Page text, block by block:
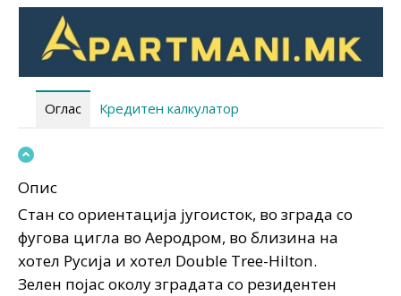
Оглас Кредитен калкулатор
Опис
Стан со ориентација југоисток, во зграда со
фугова цигла во Аеродром, во близина на
хотел Русија и хотел Double Tree-Hilton.
Зелен појас околу зградата со резидентен